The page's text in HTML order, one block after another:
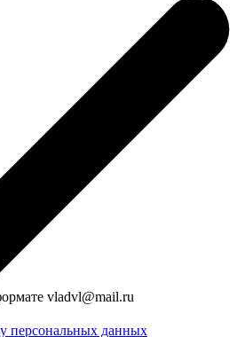
vladvl@mail.ru
персональных данных